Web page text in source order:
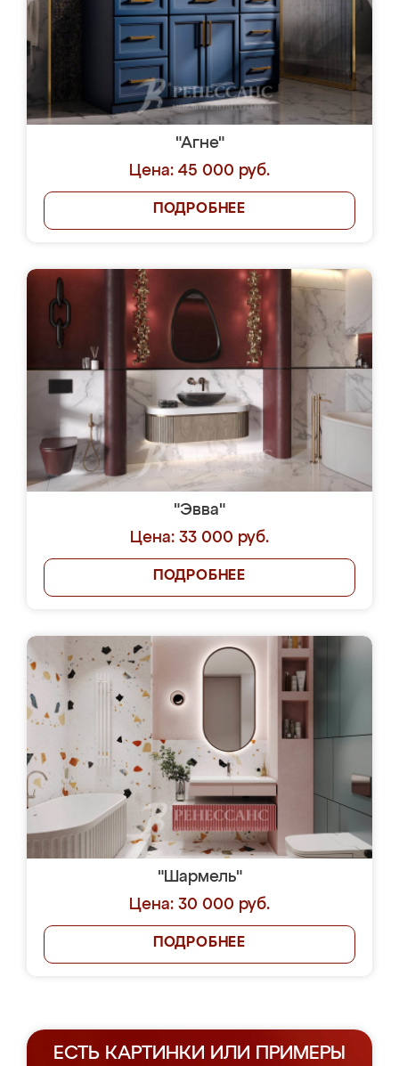
"Агне"
Цена: 45 000 руб.
ПОДРОБНЕЕ
"Эвва"
Цена: 33 000 руб.
ПОДРОБНЕЕ
"Шармель"
Цена: 30 000 руб.
ПОДРОБНЕЕ
ЕСТЬ КАРТИНКИ ИЛИ ПРИМЕРЫ